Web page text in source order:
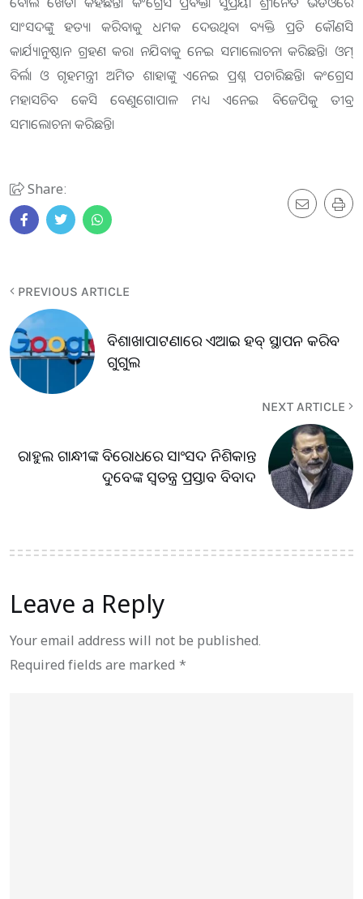
ସାଂସଦଙ୍କୁ ହତ୍ୟା କରିବାକୁ ଧମକ ଦେଉଥିବା ବ୍ୟକ୍ତି ପ୍ରତି କୌଣସି
କାର୍ଯ୍ୟାନୁଷ୍ଠାନ ଗ୍ରହଣ କରା ନଯିବାକୁ ନେଇ ସମାଲୋଚନା କରିଛନ୍ତି। ଓମ୍‌
ବିର୍ଲା ଓ ଗୃହମନ୍ତ୍ରୀ ଅମିତ ଶାହାଙ୍କୁ ଏନେଇ ପ୍ରଶ୍ନ ପଚାରିଛନ୍ତି। କଂଗ୍ରେସ
ମହାସଚିବ କେସି ବେଣୁଗୋପାଳ ମଧ୍ୟ ଏନେଇ ବିଜେପିକୁ ତୀବ୍ର
ସମାଲୋଚନା କରିଛନ୍ତି।
Share:
PREVIOUS ARTICLE
ବିଶାଖାପାଟଣାରେ ଏଆଇ ହବ୍‌ ସ୍ଥାପନ କରିବ
ଗୁଗୁଲ
NEXT ARTICLE
ରାହୁଲ ଗାନ୍ଧୀଙ୍କ ବିରୋଧରେ ସାଂସଦ ନିଶିକାନ୍ତ
ଦୁବେଙ୍କ ସ୍ବତନ୍ତ୍ର ପ୍ରସ୍ତାବ ବିବାଦ
Leave a Reply
Your email address will not be published.
Required fields are marked *